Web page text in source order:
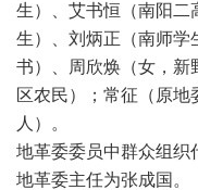
生）、艾书恒（南阳二
生）、刘炳正（南师学
书）、周欣焕（女，新
区农民）；常征（原地
人）。
地革委委员中群众组织
地革委主任为张成国。